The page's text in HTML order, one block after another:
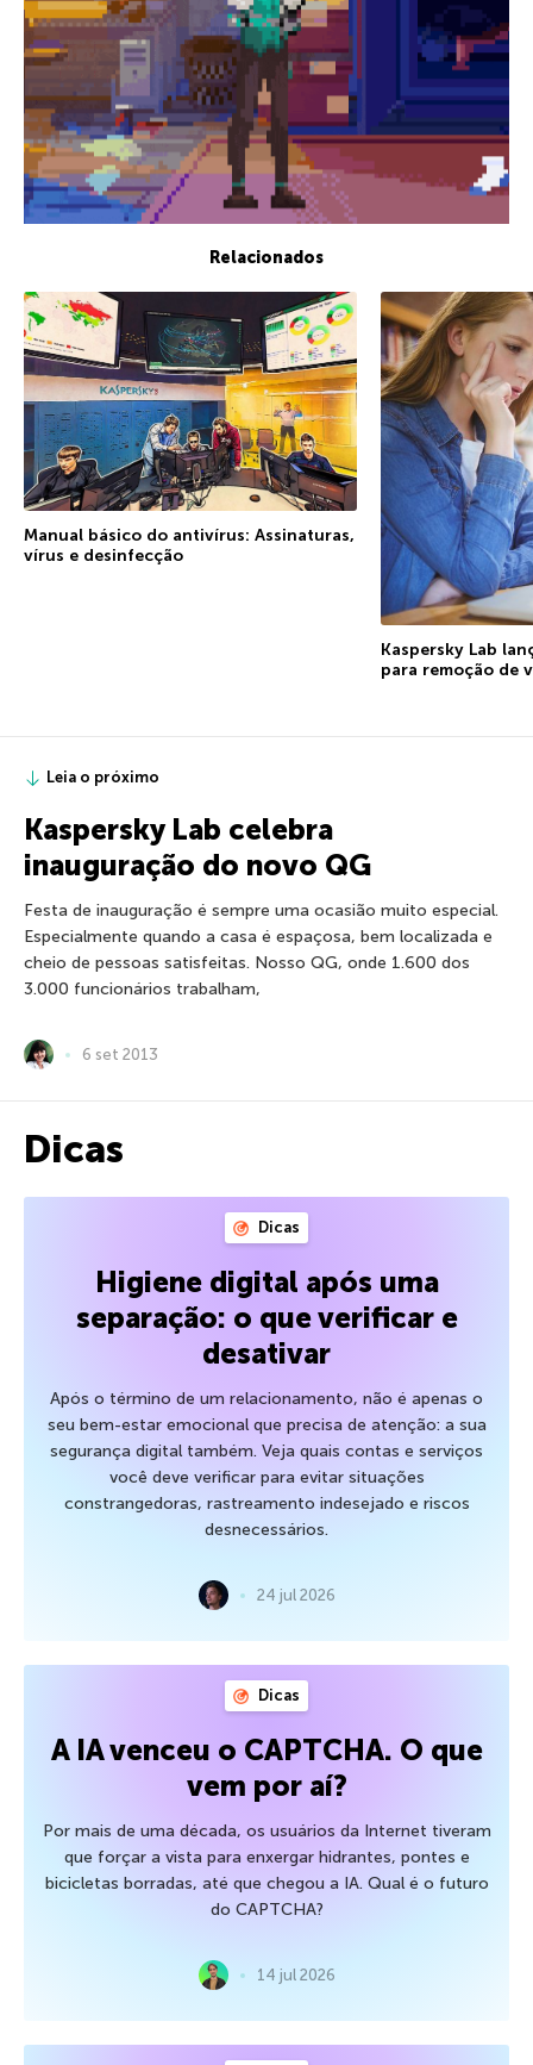
Relacionados
Manual básico do antivírus: Assinaturas,
vírus e desinfecção
Kaspersky Lab
para remoção de
Leia o próximo
Kaspersky Lab celebra
inauguração do novo QG
Festa de inauguração é sempre uma ocasião muito especial.
Especialmente quando a casa é espaçosa, bem localizada e
cheio de pessoas satisfeitas. Nosso QG, onde 1.600 dos
3.000 funcionários trabalham,
6 set 2013
Dicas
Dicas
Higiene digital após uma
separação: o que verificar e
desativar
Após o término de um relacionamento, não é apenas o
seu bem-estar emocional que precisa de atenção: a sua
segurança digital também. Veja quais contas e serviços
você deve verificar para evitar situações
constrangedoras, rastreamento indesejado e riscos
desnecessários.
24 jul 2026
Dicas
A IA venceu o CAPTCHA. O que
vem por aí?
Por mais de uma década, os usuários da Internet tiveram
que forçar a vista para enxergar hidrantes, pontes e
bicicletas borradas, até que chegou a IA. Qual é o futuro
do CAPTCHA?
14 jul 2026